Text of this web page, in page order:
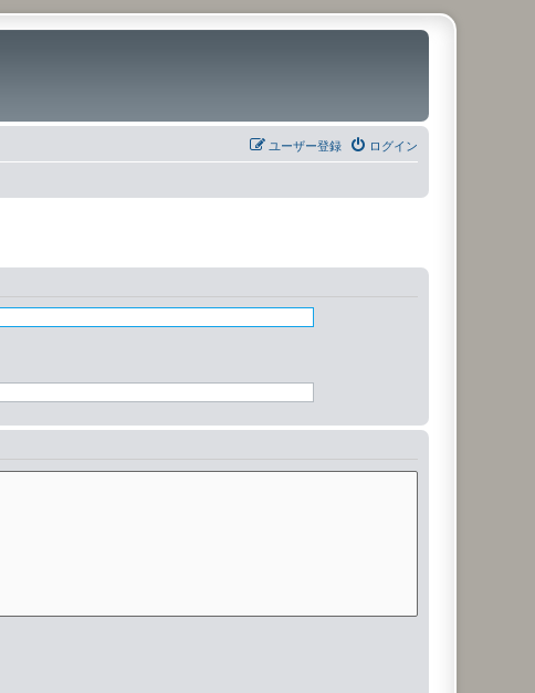
ログイン
ユーザー登録